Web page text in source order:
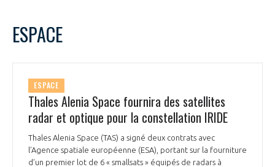
ESPACE
ESPACE
Thales Alenia Space fournira des satellites
radar et optique pour la constellation IRIDE
Thales Alenia Space (TAS) a signé deux contrats avec
l’Agence spatiale européenne (ESA), portant sur la fourniture
d’un premier lot de 6 « smallsats » équipés de radars à